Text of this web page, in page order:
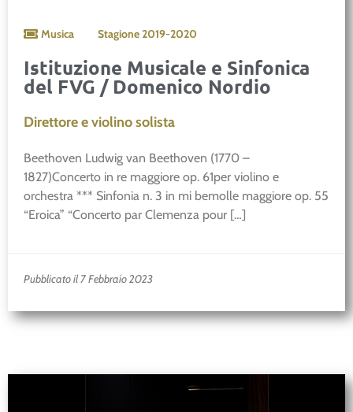
Musica Stagione2019-2020
Istituzione Musicale e Sinfonica
del FVG / Domenico Nordio
Direttore e violino solista
Beethoven Ludwig van Beethoven (1770 –
1827)Concerto in re maggiore op. 61per violino e
orchestra *** Sinfonia n. 3 in mi bemolle maggiore op. 55
“Eroica” “Concerto par Clemenza pour […]
Pubblicato il 7 Febbraio 2023